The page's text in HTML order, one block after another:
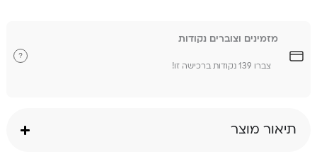
מזמינים וצוברים נקודות
צברו 139 נקודות ברכישה זו!
?
תיאור מוצר